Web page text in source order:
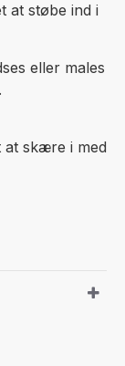
at støbe ind i
eller males
at skære i med